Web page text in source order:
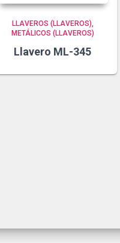
LLAVEROS (LLAVEROS)
METÁLICOS (LLAVEROS)
Llavero ML-345